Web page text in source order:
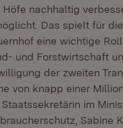
Höfe nachhaltig
Das spielt für
eine wichtige
und Forstwirtschaft
der zweiten
von knapp einer
im
Sabine